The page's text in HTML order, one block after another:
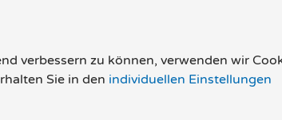
verbessern zu können, verwenden wir
Sie in den individuellen Einstellungen